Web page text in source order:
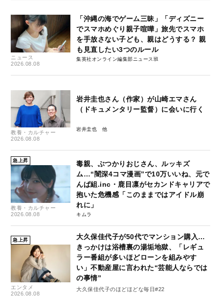
ニュース
2026.08.08
「沖縄の海でゲーム三昧」「ディズニー
でスマホめぐり親子喧嘩」旅先でスマホ
を手放さない子ども、親はどうする？ 親
も見直したい3つのルール
集英社オンライン編集部ニュース班
教養・カルチャー
2026.08.08
岩井圭也さん（作家）が山崎エマさん
（ドキュメンタリー監督）に会いに行く
岩井圭也
急上昇
教養・カルチャー
2026.08.08
毒親、ぶつかりおじさん、ルッキズ
ム…“闇深4コマ漫画”で10万いいね、元で
んぱ組.inc・鹿目凛がセカンドキャリアで
抱いた危機感「このままではアイドル崩
れに」
キムラ
急上昇
エンタメ
2026.08.08
大久保佳代子が50代でマンション購入…
きっかけは浴槽裏の湯垢地獄、「レギュ
ラー番組が多いほどローンを組みやす
い」不動産屋に言われた“芸能人ならでは
の事情”
大久保佳代子のほどほどな毎日#22